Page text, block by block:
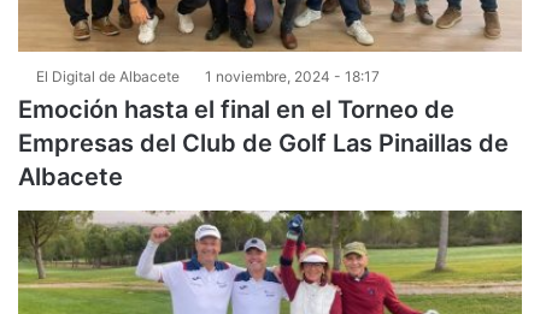
El Digital de Albacete 1 noviembre, 2024 - 18:17
Emoción hasta el final en el Torneo de
Empresas del Club de Golf Las Pinaillas de
Albacete